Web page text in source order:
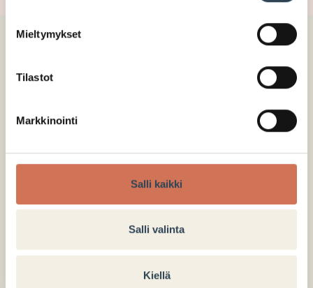
Mieltymykset
Tilastot
Markkinointi
Salli kaikki
Salli valinta
Kiellä